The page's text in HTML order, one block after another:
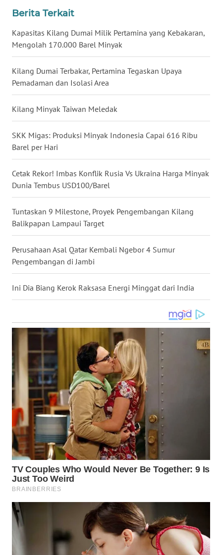
Berita Terkait
Kapasitas Kilang Dumai Milik Pertamina yang Kebakaran,
Mengolah 170.000 Barel Minyak
Kilang Dumai Terbakar, Pertamina Tegaskan Upaya
Pemadaman dan Isolasi Area
Kilang Minyak Taiwan Meledak
SKK Migas: Produksi Minyak Indonesia Capai 616 Ribu
Barel per Hari
Cetak Rekor! Imbas Konflik Rusia Vs Ukraina Harga Minyak
Dunia Tembus USD100/Barel
Tuntaskan 9 Milestone, Proyek Pengembangan Kilang
Balikpapan Lampaui Target
Perusahaan Asal Qatar Kembali Ngebor 4 Sumur
Pengembangan di Jambi
Ini Dia Biang Kerok Raksasa Energi Minggat dari India
WN
WN
JOGJA
WN
JATIM
WN
BALI
WN
KALBAR
WN
WN
SULSEL
WN
GORONTALO
WN
SULUT
WN
MALUKU
WN
WN